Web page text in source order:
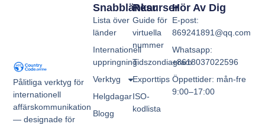
Pålitliga verktyg för
internationell
affärskommunikation
— designade för
Resurser
Guide för
virtuella
nummer
Tidszondiagram
Exporttips
ISO-
kodlista
Snabblänkar
Lista över
länder
Internationell
uppringning
Verktyg
Helgdagar
Blogg
Hör Av Dig
E-post:
869241891@qq.com
Whatsapp:
+8618037022596
Öppettider: mån-fre
9:00–17:00